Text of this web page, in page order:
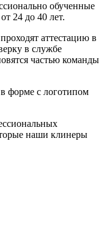
обученные
24 до 40 лет.
аттестацию в
в службе
частью команды
форме с логотипом
наши клинеры